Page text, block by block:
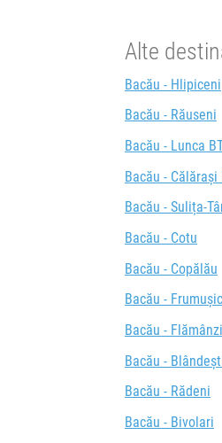
Alte
Bacău - Hlipiceni
Bacău - Răuseni
Bacău - Lunca
Bacău - Călărași
Bacău - Sulița-
Bacău - Cotu
Bacău - Copălău
Bacău -
Bacău - Flămânzi
Bacău -
Bacău - Rădeni
Bacău - Bivolari